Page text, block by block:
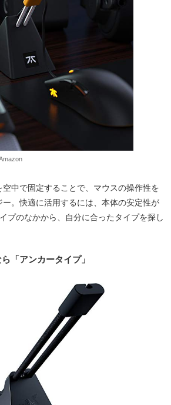
中で固定することで、マウスの操作性を
。快適に活用するには、本体の安定性が
プのなかから、自分に合ったタイプを探し
「アンカータイプ」